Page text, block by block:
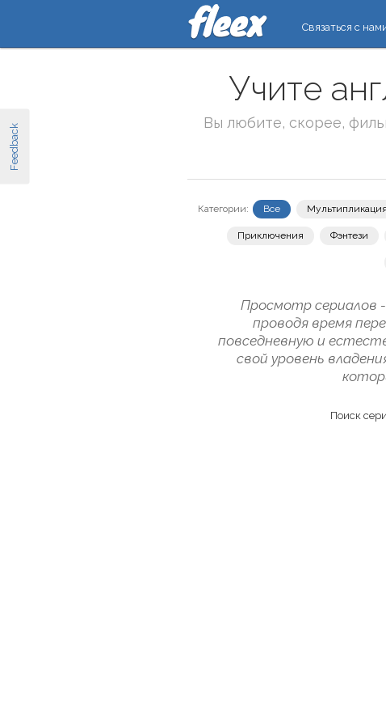
Feedback
Связаться с
Учите
Вы любите, скорее,
Категории: Все Мультипликация
Приключения Фэнтези
Просмотр сериалов
проводя время
повседневную и
свой уровень
Поиск